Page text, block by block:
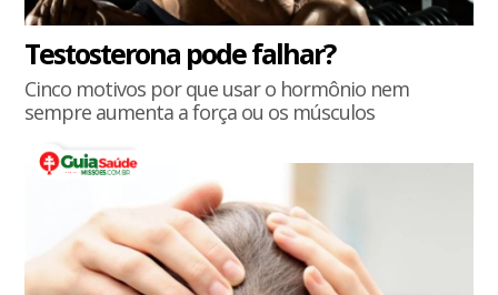
Testosterona pode falhar?
Cinco motivos por que usar o hormônio nem
sempre aumenta a força ou os músculos